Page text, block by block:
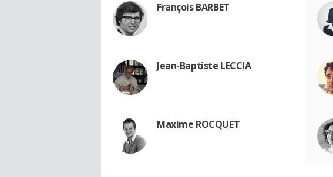
François BARBET
Jean-Baptiste LECCIA
Maxime ROCQUET